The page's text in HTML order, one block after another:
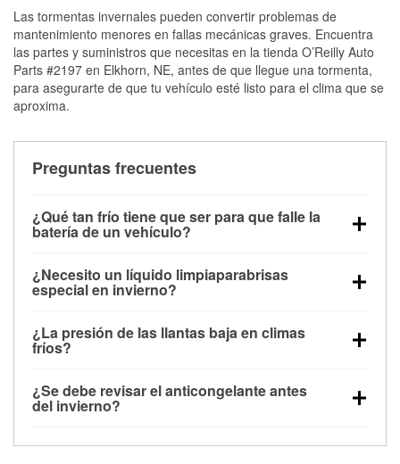
Las tormentas invernales pueden convertir problemas de
mantenimiento menores en fallas mecánicas graves. Encuentra
las partes y suministros que necesitas en la tienda O’Reilly Auto
Parts #2197 en Elkhorn, NE, antes de que llegue una tormenta,
para asegurarte de que tu vehículo esté listo para el clima que se
aproxima.
Preguntas frecuentes
¿Qué tan frío tiene que ser para que falle la
batería de un vehículo?
debajo de los 32 °F y puede perder hasta la mitad de
su potencia de arranque cerca de los 0 °F, lo que
arranque.
¿Necesito un líquido limpiaparabrisas
especial en invierno?
la congelación y ayuda a disolver la sal y la nieve
derretida en la carretera para mejorar la visibilidad.
¿La presión de las llantas baja en climas
fríos?
alrededor de 1 PSI por cada 10 °F que baja la
temperatura. Puedes obtener más información sobre
¿Se debe revisar el anticongelante antes
del invierno?